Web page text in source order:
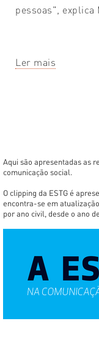
pessoas", explica
Ler mais
Aqui são apresentadas as
comunicação social.
O clipping da ESTG é
encontra-se em
por ano civil, desde o ano